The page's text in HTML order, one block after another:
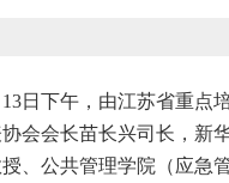
13日下午，由江苏省重点
会会长苗长兴司长，新
、公共管理学院（应急